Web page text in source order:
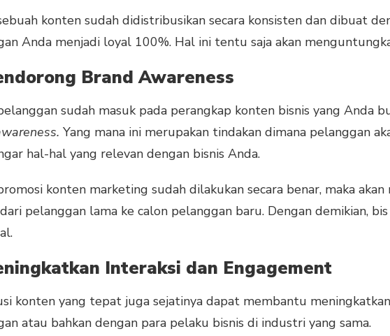
konten sudah didistribusikan secara konsisten dan dibuat
Anda menjadi loyal 100%. Hal ini tentu saja akan
Brand Awareness
sudah masuk pada perangkap konten bisnis yang Anda
Yang mana ini merupakan tindakan dimana pelanggan
hal-hal yang relevan dengan bisnis Anda.
konten marketing sudah dilakukan secara benar, maka
pelanggan lama ke calon pelanggan baru. Dengan demikian,
Interaksi dan Engagement
konten yang tepat juga sejatinya dapat membantu
atau bahkan dengan para pelaku bisnis di industri yang sama.